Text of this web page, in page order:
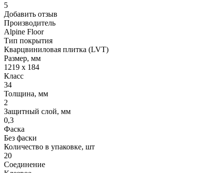
5
Добавить отзыв
Производитель
Alpine Floor
Тип покрытия
Кварцвиниловая плитка (LVT)
Размер, мм
1219 x 184
Класс
34
Толщина, мм
2
Защитный слой, мм
0,3
Фаска
Без фаски
Количество в упаковке, шт
20
Соединение